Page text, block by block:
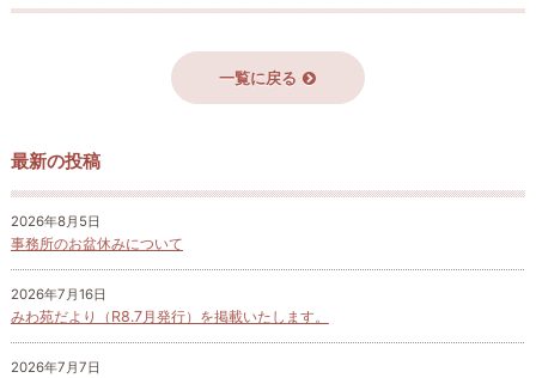
一覧に戻る
最新の投稿
2026年8月5日
事務所のお盆休みについて
2026年7月16日
みわ苑だより（R8.7月発行）を掲載いたします。
2026年7月7日